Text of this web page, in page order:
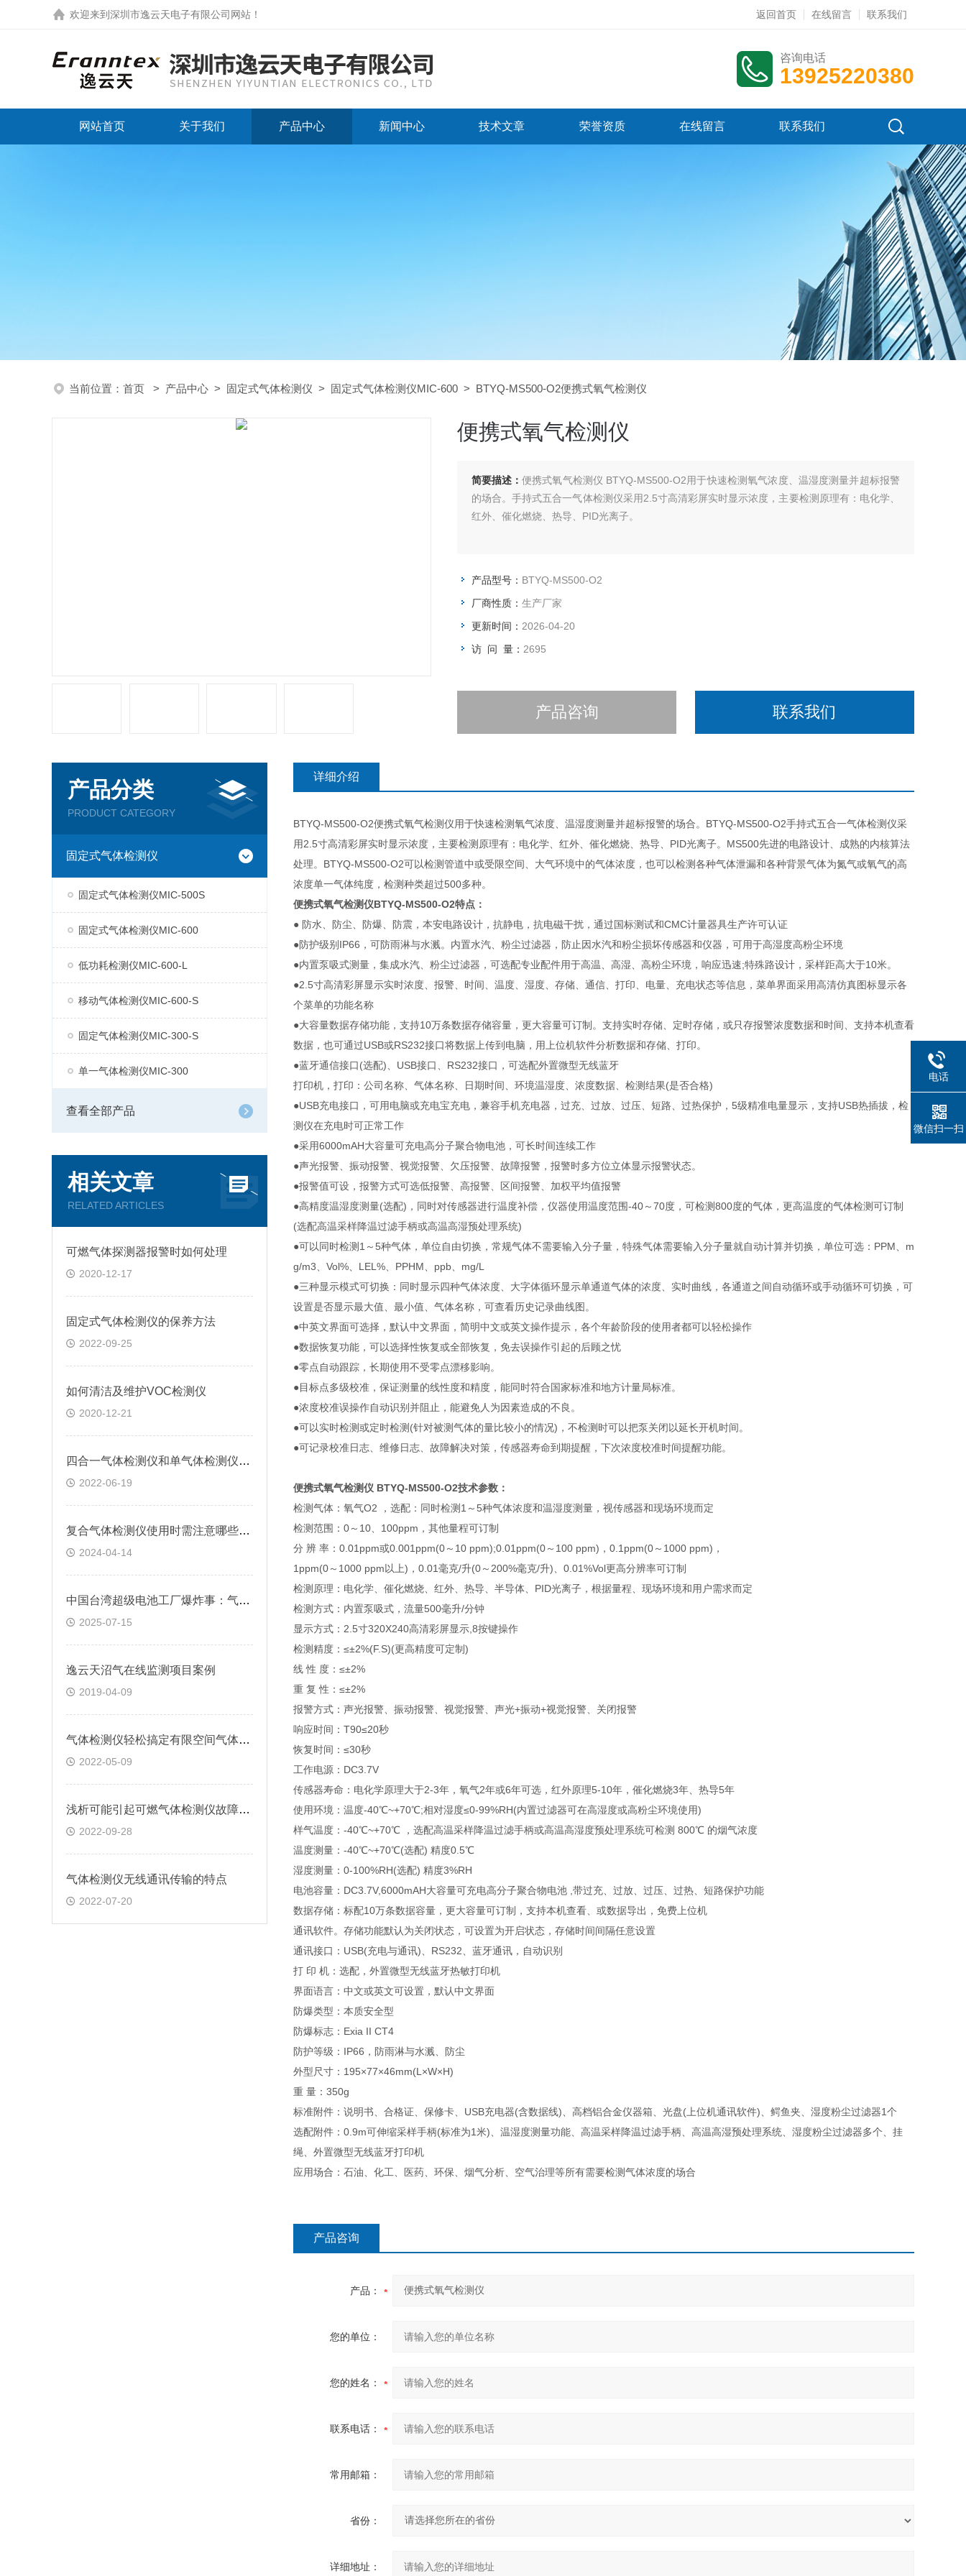
欢迎来到 深圳市逸云天电子有限公司网站 ！ 返回首页 在线留言 联系我们
咨询电话
13925220380
网站首页 关于我们 产品中心 新闻中心 技术文章 荣誉资质 在线留言 联系我们
当前位置： 首页 > 产品中心 > 固定式气体检测仪 > 固定式气体检测仪MIC-600 > BTYQ-MS500-O2便携式氧气检测仪
便携式氧气检测仪
简要描述： 便携式氧气检测仪 BTYQ-MS500-O2用于快速检测氧气浓度、温湿度测量并超标报警
的场合。手持式五合一气体检测仪采用2.5寸高清彩屏实时显示浓度，主要检测原理有：电化学、
红外、催化燃烧、热导、PID光离子。
产品型号： BTYQ-MS500-O2
厂商性质： 生产厂家
更新时间： 2026-04-20
访 问 量： 2695
产品咨询 联系我们
产品分类
PRODUCT CATEGORY
固定式气体检测仪
固定式气体检测仪MIC-500S
固定式气体检测仪MIC-600
低功耗检测仪MIC-600-L
移动气体检测仪MIC-600-S
固定气体检测仪MIC-300-S
单一气体检测仪MIC-300
查看全部产品
相关文章
RELATED ARTICLES
可燃气体探测器报警时如何处理
2020-12-17
固定式气体检测仪的保养方法
2022-09-25
如何清洁及维护VOC检测仪
2020-12-21
四合一气体检测仪和单气体检测仪有什么区别
2022-06-19
复合气体检测仪使用时需注意哪些要点？
2024-04-14
中国台湾超级电池工厂爆炸事：气体检测系统破局之道——逸云天MS400-S
2025-07-15
逸云天沼气在线监测项目案例
2019-04-09
气体检测仪轻松搞定有限空间气体检测检测难问题
2022-05-09
浅析可能引起可燃气体检测仪故障的原因
2022-09-28
气体检测仪无线通讯传输的特点
2022-07-20
详细介绍
BTYQ-MS500-O2便携式氧气检测仪用于快速检测氧气浓度、温湿度测量并超标报警的场合。BTYQ-MS500-O2手持式五合一气体检测仪采
用2.5寸高清彩屏实时显示浓度，主要检测原理有：电化学、红外、催化燃烧、热导、PID光离子。MS500先进的电路设计、成熟的内核算法
处理。BTYQ-MS500-O2可以检测管道中或受限空间、大气环境中的气体浓度，也可以检测各种气体泄漏和各种背景气体为氮气或氧气的高
浓度单一气体纯度，检测种类超过500多种。
便携式氧气检测仪BTYQ-MS500-O2特点：
● 防水、防尘、防爆、防震，本安电路设计，抗静电，抗电磁干扰，通过国标测试和CMC计量器具生产许可认证
●防护级别IP66，可防雨淋与水溅。内置水汽、粉尘过滤器，防止因水汽和粉尘损坏传感器和仪器，可用于高湿度高粉尘环境
●内置泵吸式测量，集成水汽、粉尘过滤器，可选配专业配件用于高温、高湿、高粉尘环境，响应迅速;特殊路设计，采样距高大于10米。
●2.5寸高清彩屏显示实时浓度、报警、时间、温度、湿度、存储、通信、打印、电量、充电状态等信息，菜单界面采用高清仿真图标显示各
个菜单的功能名称
●大容量数据存储功能，支持10万条数据存储容量，更大容量可订制。支持实时存储、定时存储，或只存报警浓度数据和时间、支持本机查看
数据，也可通过USB或RS232接口将数据上传到电脑，用上位机软件分析数据和存储、打印。
●蓝牙通信接口(选配)、USB接口、RS232接口，可选配外置微型无线蓝牙
打印机，打印：公司名称、气体名称、日期时间、环境温湿度、浓度数据、检测结果(是否合格)
●USB充电接口，可用电脑或充电宝充电，兼容手机充电器，过充、过放、过压、短路、过热保护，5级精准电量显示，支持USB热插拔，检
测仪在充电时可正常工作
●采用6000mAH大容量可充电高分子聚合物电池，可长时间连续工作
●声光报警、振动报警、视觉报警、欠压报警、故障报警，报警时多方位立体显示报警状态。
●报警值可设，报警方式可选低报警、高报警、区间报警、加权平均值报警
●高精度温湿度测量(选配)，同时对传感器进行温度补偿，仪器使用温度范围-40～70度，可检测800度的气体，更高温度的气体检测可订制
(选配高温采样降温过滤手柄或高温高湿预处理系统)
●可以同时检测1～5种气体，单位自由切换，常规气体不需要输入分子量，特殊气体需要输入分子量就自动计算并切换，单位可选：PPM、m
g/m3、Vol%、LEL%、PPHM、ppb、mg/L
●三种显示模式可切换：同时显示四种气体浓度、大字体循环显示单通道气体的浓度、实时曲线，各通道之间自动循环或手动循环可切换，可
设置是否显示最大值、最小值、气体名称，可查看历史记录曲线图。
●中英文界面可选择，默认中文界面，简明中文或英文操作提示，各个年龄阶段的使用者都可以轻松操作
●数据恢复功能，可以选择性恢复或全部恢复，免去误操作引起的后顾之忧
●零点自动跟踪，长期使用不受零点漂移影响。
●目标点多级校准，保证测量的线性度和精度，能同时符合国家标准和地方计量局标准。
●浓度校准误操作自动识别并阻止，能避免人为因素造成的不良。
●可以实时检测或定时检测(针对被测气体的量比较小的情况)，不检测时可以把泵关闭以延长开机时间。
●可记录校准日志、维修日志、故障解决对策，传感器寿命到期提醒，下次浓度校准时间提醒功能。
便携式氧气检测仪 BTYQ-MS500-O2技术参数：
检测气体：氧气O2 ，选配：同时检测1～5种气体浓度和温湿度测量，视传感器和现场环境而定
检测范围：0～10、100ppm，其他量程可订制
分 辨 率：0.01ppm或0.001ppm(0～10 ppm);0.01ppm(0～100 ppm)，0.1ppm(0～1000 ppm)，
1ppm(0～1000 ppm以上)，0.01毫克/升(0～200%毫克/升)、0.01%Vol更高分辨率可订制
检测原理：电化学、催化燃烧、红外、热导、半导体、PID光离子，根据量程、现场环境和用户需求而定
检测方式：内置泵吸式，流量500毫升/分钟
显示方式：2.5寸320X240高清彩屏显示,8按键操作
检测精度：≤±2%(F.S)(更高精度可定制)
线 性 度：≤±2%
重 复 性：≤±2%
报警方式：声光报警、振动报警、视觉报警、声光+振动+视觉报警、关闭报警
响应时间：T90≤20秒
恢复时间：≤30秒
工作电源：DC3.7V
传感器寿命：电化学原理大于2-3年，氧气2年或6年可选，红外原理5-10年，催化燃烧3年、热导5年
使用环境：温度-40℃~+70℃;相对湿度≤0-99%RH(内置过滤器可在高湿度或高粉尘环境使用)
样气温度：-40℃~+70℃ ，选配高温采样降温过滤手柄或高温高湿度预处理系统可检测 800℃ 的烟气浓度
温度测量：-40℃~+70℃(选配) 精度0.5℃
湿度测量：0-100%RH(选配) 精度3%RH
电池容量：DC3.7V,6000mAH大容量可充电高分子聚合物电池 ,带过充、过放、过压、过热、短路保护功能
数据存储：标配10万条数据容量，更大容量可订制，支持本机查看、或数据导出，免费上位机
通讯软件。存储功能默认为关闭状态，可设置为开启状态，存储时间间隔任意设置
通讯接口：USB(充电与通讯)、RS232、蓝牙通讯，自动识别
打 印 机：选配，外置微型无线蓝牙热敏打印机
界面语言：中文或英文可设置，默认中文界面
防爆类型：本质安全型
防爆标志：Exia II CT4
防护等级：IP66，防雨淋与水溅、防尘
外型尺寸：195×77×46mm(L×W×H)
重 量：350g
标准附件：说明书、合格证、保修卡、USB充电器(含数据线)、高档铝合金仪器箱、光盘(上位机通讯软件)、鳄鱼夹、湿度粉尘过滤器1个
选配附件：0.9m可伸缩采样手柄(标准为1米)、温湿度测量功能、高温采样降温过滤手柄、高温高湿预处理系统、湿度粉尘过滤器多个、挂
绳、外置微型无线蓝牙打印机
应用场合：石油、化工、医药、环保、烟气分析、空气治理等所有需要检测气体浓度的场合
产品咨询
产品：
您的单位：
您的姓名：
联系电话：
常用邮箱：
省份：
详细地址：
电话
微信扫一扫